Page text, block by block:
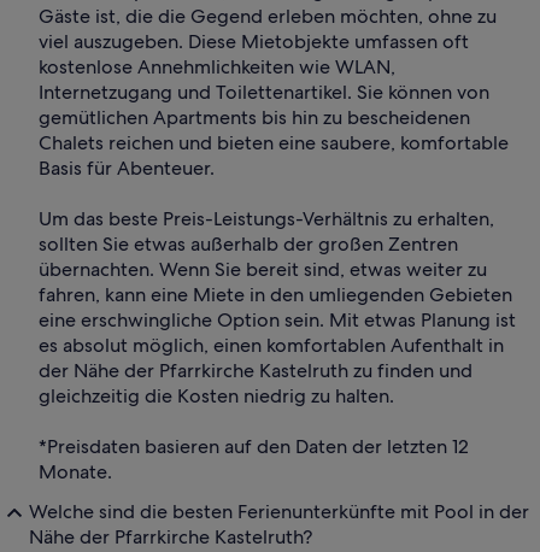
Gäste ist, die die Gegend erleben möchten, ohne zu
viel auszugeben. Diese Mietobjekte umfassen oft
kostenlose Annehmlichkeiten wie WLAN,
Internetzugang und Toilettenartikel. Sie können von
gemütlichen Apartments bis hin zu bescheidenen
Chalets reichen und bieten eine saubere, komfortable
Basis für Abenteuer.
Um das beste Preis-Leistungs-Verhältnis zu erhalten,
sollten Sie etwas außerhalb der großen Zentren
übernachten. Wenn Sie bereit sind, etwas weiter zu
fahren, kann eine Miete in den umliegenden Gebieten
eine erschwingliche Option sein. Mit etwas Planung ist
es absolut möglich, einen komfortablen Aufenthalt in
der Nähe der Pfarrkirche Kastelruth zu finden und
gleichzeitig die Kosten niedrig zu halten.
*Preisdaten basieren auf den Daten der letzten 12
Monate.
Welche sind die besten Ferienunterkünfte mit Pool in der
Nähe der Pfarrkirche Kastelruth?